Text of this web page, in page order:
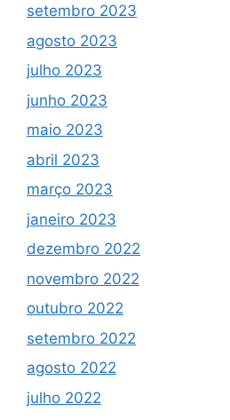
setembro 2023
agosto 2023
julho 2023
junho 2023
maio 2023
abril 2023
março 2023
janeiro 2023
dezembro 2022
novembro 2022
outubro 2022
setembro 2022
agosto 2022
julho 2022